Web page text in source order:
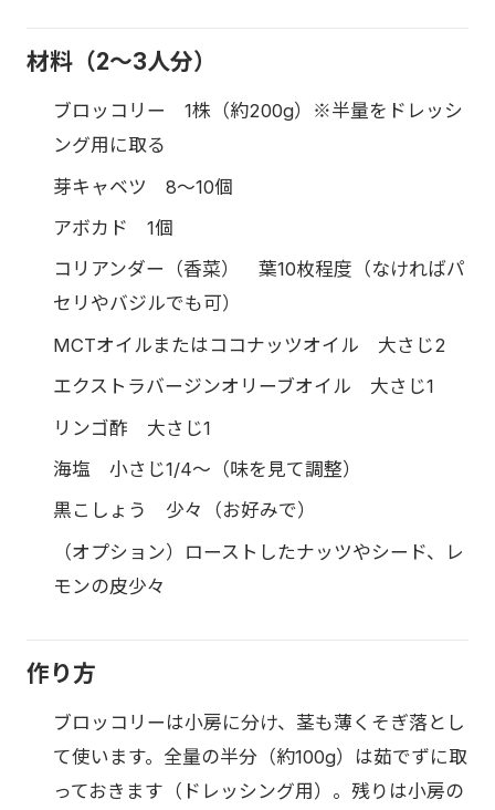
材料（2〜3人分）
ブロッコリー 1株（約200g）※半量をドレッシ
ング用に取る
芽キャベツ 8〜10個
アボカド 1個
コリアンダー（香菜） 葉10枚程度（なければパ
セリやバジルでも可）
MCTオイルまたはココナッツオイル 大さじ2
エクストラバージンオリーブオイル 大さじ1
リンゴ酢 大さじ1
海塩 小さじ1/4〜（味を見て調整）
黒こしょう 少々（お好みで）
（オプション）ローストしたナッツやシード、レ
モンの皮少々
作り方
ブロッコリーは小房に分け、茎も薄くそぎ落とし
て使います。全量の半分（約100g）は茹でずに取
っておきます（ドレッシング用）。残りは小房の